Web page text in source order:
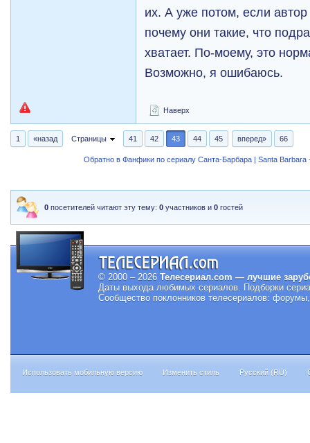
их. А уже потом, если автор
почему они такие, что
хватает. По-моему, это
Возможно, я ошибаюсь.
Наверх
1 «назад Страницы 41 42 43 44 45 вперед» 66
Обратно в Фанфики по сериалу Санта-Барбара | Santa Barbara
0 посетителей читают эту тему:0 участников и0 гостей
© 2000 – 2026 Телесериал.com — лучшие
Даты выхода любимых сериалов. Подборки
Сообщество поклонников телесериалов:
Использовать мобильную версию Изменить стиль Русский (RU)